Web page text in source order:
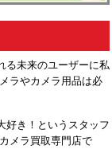
る未来のユーザーに私
ラやカメラ用品は必
好き！というスタッフ
メラ買取専門店で